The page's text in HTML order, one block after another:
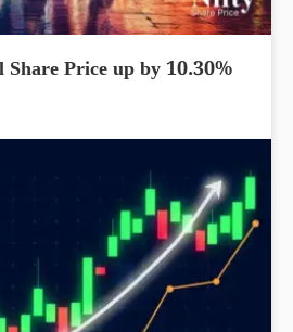
Share Price up by 10.30%